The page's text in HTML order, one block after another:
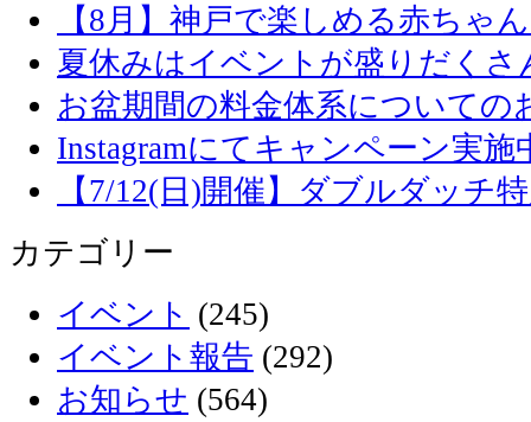
【8月】神戸で楽しめる赤ちゃ
夏休みはイベントが盛りだくさ
お盆期間の料金体系についての
Instagramにてキャンペーン実施
【7/12(日)開催】ダブルダッチ
カテゴリー
イベント (245)
イベント報告 (292)
お知らせ (564)